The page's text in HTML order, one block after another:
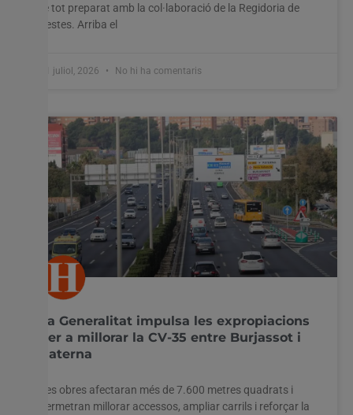
té tot preparat amb la col·laboració de la Regidoria de
Festes. Arriba el
31 juliol, 2026 No hi ha comentaris
La Generalitat impulsa les expropiacions
per a millorar la CV-35 entre Burjassot i
Paterna
Les obres afectaran més de 7.600 metres quadrats i
permetran millorar accessos, ampliar carrils i reforçar la